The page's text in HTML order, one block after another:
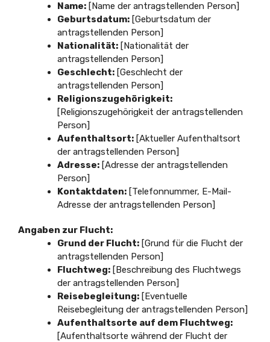
Name: [Name der antragstellenden Person]
Geburtsdatum: [Geburtsdatum der
antragstellenden Person]
Nationalität: [Nationalität der
antragstellenden Person]
Geschlecht: [Geschlecht der
antragstellenden Person]
Religionszugehörigkeit:
[Religionszugehörigkeit der antragstellenden
Person]
Aufenthaltsort: [Aktueller Aufenthaltsort
der antragstellenden Person]
Adresse: [Adresse der antragstellenden
Person]
Kontaktdaten: [Telefonnummer, E-Mail-
Adresse der antragstellenden Person]
Angaben zur Flucht:
Grund der Flucht: [Grund für die Flucht der
antragstellenden Person]
Fluchtweg: [Beschreibung des Fluchtwegs
der antragstellenden Person]
Reisebegleitung: [Eventuelle
Reisebegleitung der antragstellenden Person]
Aufenthaltsorte auf dem Fluchtweg:
[Aufenthaltsorte während der Flucht der